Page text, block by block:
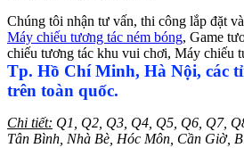
Chúng tôi nhận tư vấn, thi công lắp đặt
Máy chiếu tương tác ném bóng, Game
chiếu tương tác khu vui chơi, Máy chiếu
Tp. Hồ Chí Minh, Hà Nội, các
trên toàn quốc.
Chi tiết: Q1, Q2, Q3, Q4, Q5, Q6, Q7,
Tân Bình, Nhà Bè, Hóc Môn, Cần Giờ,